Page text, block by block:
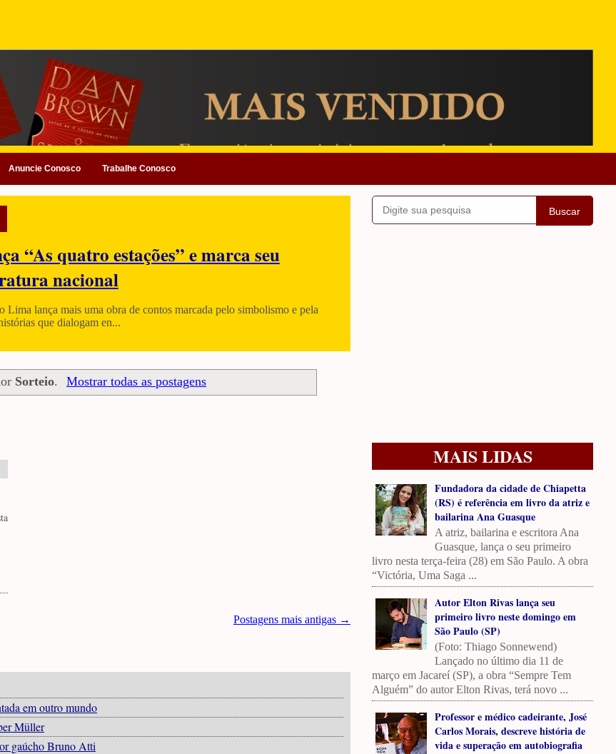
Anuncie Conosco Trabalhe Conosco
“As quatro estações” e marca seu
nacional
Lima lança mais uma obra de contos marcada pelo simbolismo e pela
que dialogam en...
Sorteio. Mostrar todas as postagens
Postagens mais antigas →
em outro mundo
Müller
gaúcho Bruno Atti
Buscar
MAIS LIDAS
Fundadora da cidade de Chiapetta
(RS) é referência em livro da atriz e
bailarina Ana Guasque
A atriz, bailarina e escritora Ana
Guasque, lança o seu primeiro
livro nesta terça-feira (28) em São Paulo. A obra
“Victória, Uma Saga ...
Autor Elton Rivas lança seu
primeiro livro neste domingo em
São Paulo (SP)
(Foto: Thiago Sonnewend)
Lançado no último dia 11 de
março em Jacareí (SP), a obra “Sempre Tem
Alguém” do autor Elton Rivas, terá novo ...
Professor e médico cadeirante, José
Carlos Morais, descreve história de
vida e superação em autobiografia